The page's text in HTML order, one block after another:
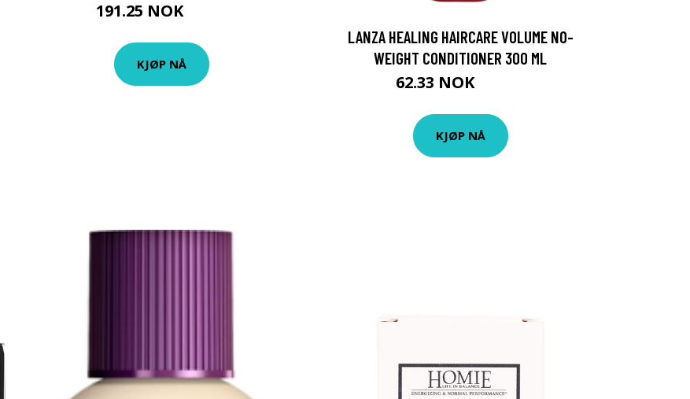
191.25 NOK
KJØP NÅ
LANZA HEALING HAIRCARE VOLUME NO-
WEIGHT CONDITIONER 300 ML
62.33 NOK
KJØP NÅ